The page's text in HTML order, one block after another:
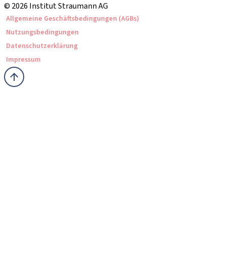
© 2026 Institut Straumann AG
Allgemeine Geschäftsbedingungen (AGBs)
Nutzungsbedingungen
Datenschutzerklärung
Impressum